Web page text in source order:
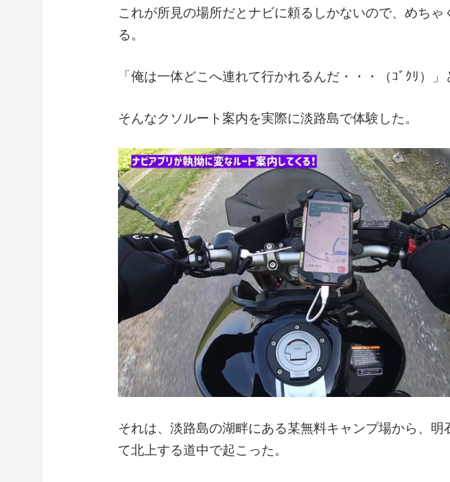
これが所見の場所だとナビに頼るしかないので、めちゃ
る。
「俺は一体どこへ連れて行かれるんだ・・・（ｺﾞｸﾘ）」
そんなクソルート案内を実際に淡路島で体験した。
それは、淡路島の湖畔にある某無料キャンプ場から、明
て北上する道中で起こった。